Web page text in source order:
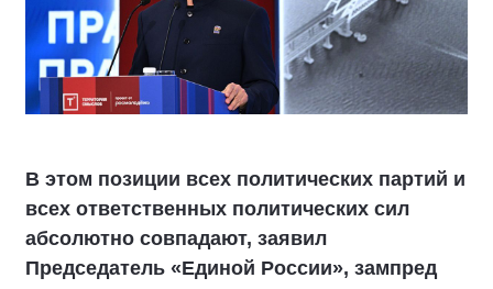
В этом позиции всех политических партий и
всех ответственных политических сил
абсолютно совпадают, заявил
Председатель «Единой России», зампред